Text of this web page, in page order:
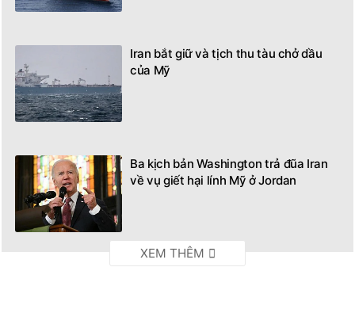
Iran bắt giữ và tịch thu tàu chở dầu
của Mỹ
Ba kịch bản Washington trả đũa Iran
về vụ giết hại lính Mỹ ở Jordan